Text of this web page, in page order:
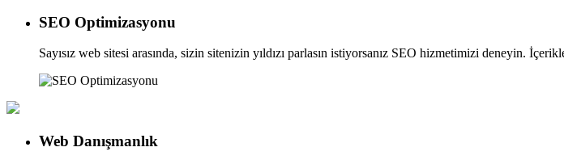
SEO Optimizasyonu
Sayısız web sitesi arasında, sizin sitenizin yıldızı parlasın istiyorsanız SEO hizmetimizi deneyin.
Web Danışmanlık